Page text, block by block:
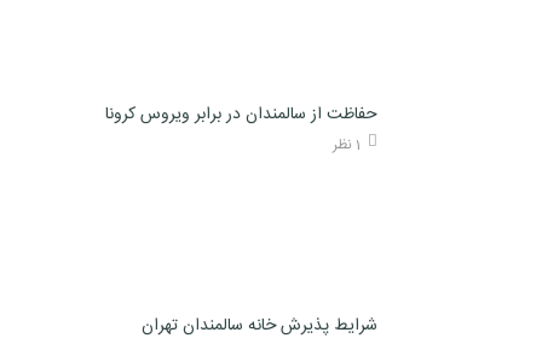
حفاظت از سالمندان در برابر ویروس کرونا
1 نظر
شرایط پذیرش خانه سالمندان تهران